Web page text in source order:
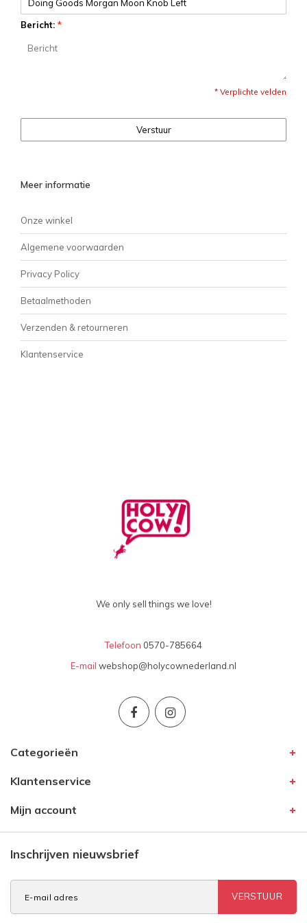
Bericht: *
* Verplichte velden
Verstuur
Meer informatie
Onze winkel
Algemene voorwaarden
Privacy Policy
Betaalmethoden
Verzenden & retourneren
Klantenservice
We only sell things we love!
Telefoon 0570-785664
E-mail webshop@holycownederland.nl
Categorieën
Klantenservice
Mijn account
Inschrijven nieuwsbrief
VERSTUUR